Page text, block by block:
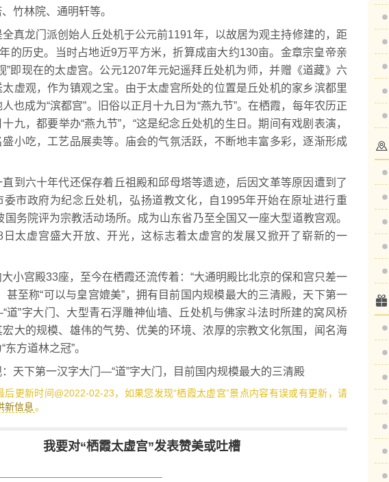
竹林院、通明轩等。
龙门派创始人丘处机于公元前1191年，以故居为观主持修建的，距
的历史。当时占地近9万平方米，折算成亩大约130亩。金章宗皇帝亲
”即现在的太虚宫。公元1207年元妃遥拜丘处机为师，并赠《道藏》六
虚观，作为镇观之宝。由于太虚宫所处的位置是丘处机的家乡滨都里
也成为“滨都宫”。旧俗以正月十九日为“燕九节”。在栖霞，每年农历正
九，都要举办“燕九节”，“这是纪念丘处机的生日。期间有戏剧表演，
小吃，工艺品展卖等。庙会的气氛活跃，不断地丰富多彩，逐渐形成
六十年代还保存着丘祖殿和邱母塔等遗迹，后因文革等原因遭到了
委市政府为纪念丘处机，弘扬道教文化，自1995年开始在原址进行重
国务院评为宗教活动场所。成为山东省乃至全国又一座大型道教宫观。
日太虚宫盛大开放、开光，这标志着太虚宫的发展又掀开了崭新的一
宫殿33座，至今在栖霞还流传着：“大通明殿比北京的保和宫只差一
甚至称“可以与皇宫媲美”，拥有目前国内规模最大的三清殿，天下第一
”字大门、大型青石浮雕神仙墙、丘处机与佛家斗法时所建的窝风桥
大的规模、雄伟的气势、优美的环境、浓厚的宗教文化氛围，闻名海
东方道林之冠”。
下第一汉字大门—“道”字大门，目前国内规模最大的三清殿
新时间@2022-02-23，如果您发现“栖霞太虚宫”景点内容有误或有更新，请
新信息。
我要对“栖霞太虚宫”发表赞美或吐槽